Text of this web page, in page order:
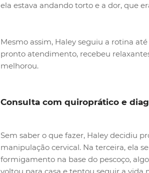
ela estava andando torto e a dor, que
Mesmo assim, Haley seguiu a rotina
pronto atendimento, recebeu
melhorou.
Consulta com quiroprático e
Sem saber o que fazer, Haley decidiu
manipulação cervical. Na terceira, ela
formigamento na base do pescoço,